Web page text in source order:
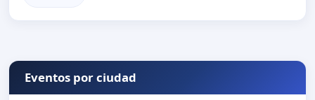
Eventos por ciudad